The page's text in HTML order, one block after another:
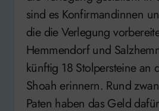
sind es Konfirmandinnen
die die Verlegung
Hemmendorf und
künftig 18 Stolpersteine an
Shoah erinnern. Rund
Paten haben das Geld